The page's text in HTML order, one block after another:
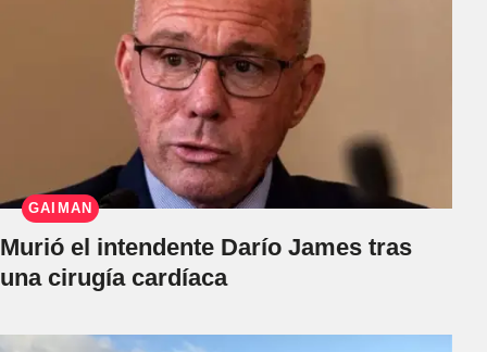
GAIMAN
Murió el intendente Darío James tras
una cirugía cardíaca